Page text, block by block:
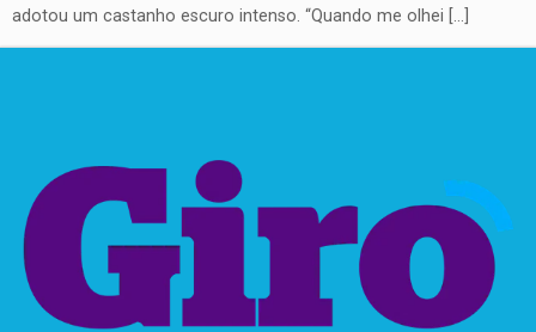
adotou um castanho escuro intenso. “Quando me olhei […]